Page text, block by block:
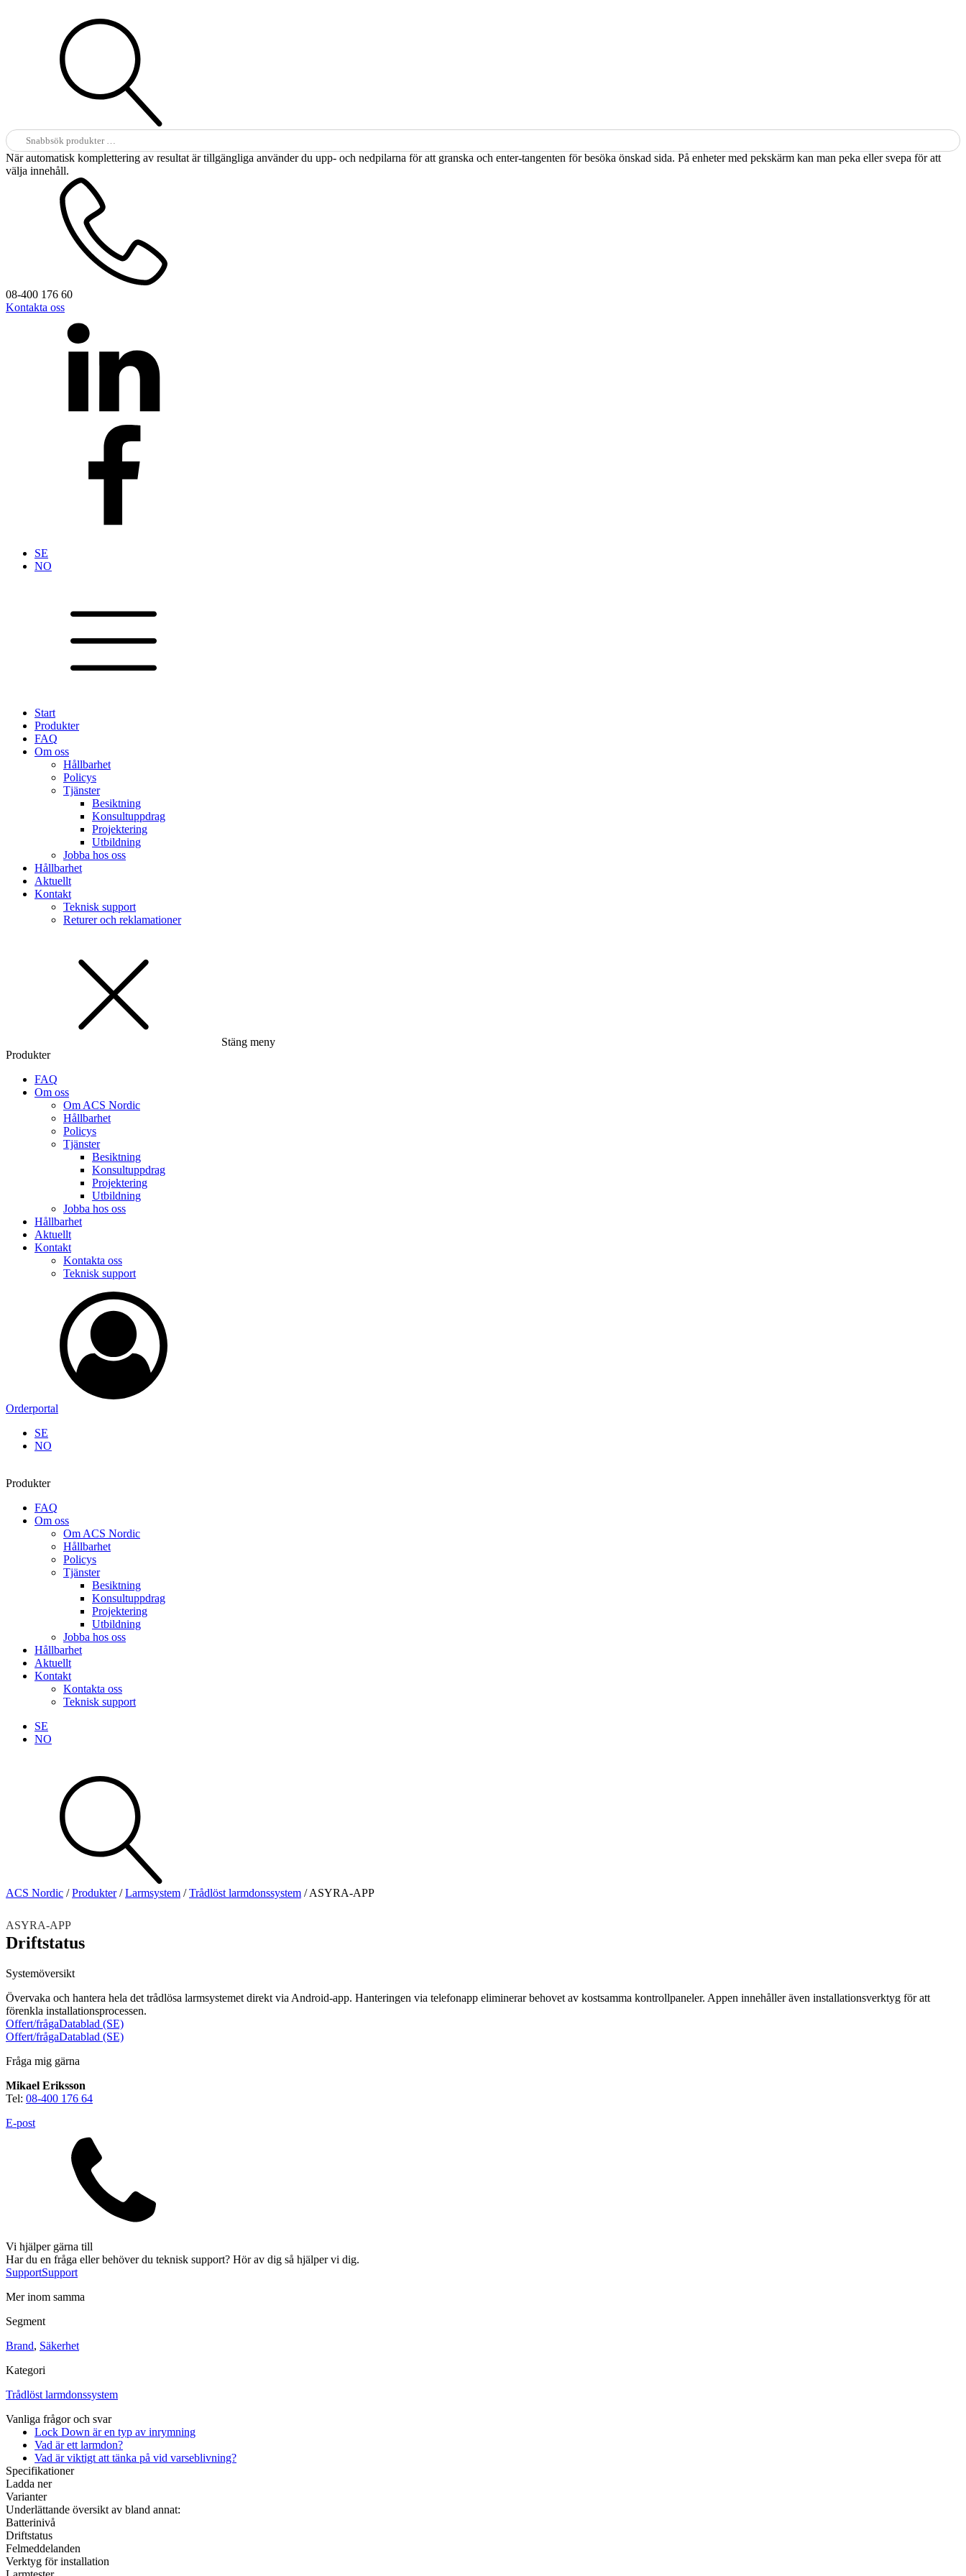
Sök
efter:
När automatisk komplettering av resultat är tillgängliga använder du upp- och nedpilarna för att granska och enter-tangenten för besöka önskad sida. På enheter med pekskärm kan man peka eller svepa för att
välja innehåll.
08-400 176 60
Kontakta oss
SE
NO
Start
Produkter
FAQ
Om oss
Hållbarhet
Policys
Tjänster
Besiktning
Konsultuppdrag
Projektering
Utbildning
Jobba hos oss
Hållbarhet
Aktuellt
Kontakt
Teknisk support
Returer och reklamationer
Stäng meny
Produkter
FAQ
Om oss
Om ACS Nordic
Hållbarhet
Policys
Tjänster
Besiktning
Konsultuppdrag
Projektering
Utbildning
Jobba hos oss
Hållbarhet
Aktuellt
Kontakt
Kontakta oss
Teknisk support
Orderportal
SE
NO
Produkter
FAQ
Om oss
Om ACS Nordic
Hållbarhet
Policys
Tjänster
Besiktning
Konsultuppdrag
Projektering
Utbildning
Jobba hos oss
Hållbarhet
Aktuellt
Kontakt
Kontakta oss
Teknisk support
SE
NO
Se alla kategorier
Se alla produkter
Offertförfrågan
Brand
LarmsystemLarmklockor
Blixtljus
BlixtljusSirener
Kombinerade enheter
Detektorer
Larmklockor
Tillbehör
ACS Nordic /Produkter/Larmsystem /Trådlöst larmdonssystem /ASYRA-APP
ASYRA-APP
Driftstatus
Systemöversikt
Övervaka och hantera hela det trådlösa larmsystemet direkt via Android-app. Hanteringen via telefonapp eliminerar behovet av kostsamma kontrollpaneler. Appen innehåller även installationsverktyg för att
förenkla installationsprocessen.
Offert/frågaDatablad (SE)
Offert/frågaDatablad (SE)
Fråga mig gärna
Mikael Eriksson
Tel: 08-400 176 64
E-post
Vi hjälper gärna till
Har du en fråga eller behöver du teknisk support? Hör av dig så hjälper vi dig.
SupportSupport
Mer inom samma
Segment
Brand, Säkerhet
Kategori
Trådlöst larmdonssystem
Vanliga frågor och svar
Lock Down är en typ av inrymning
Vad är ett larmdon?
Vad är viktigt att tänka på vid varseblivning?
Specifikationer
Ladda ner
Varianter
Underlättande översikt av bland annat:
Batterinivå
Driftstatus
Felmeddelanden
Verktyg för installation